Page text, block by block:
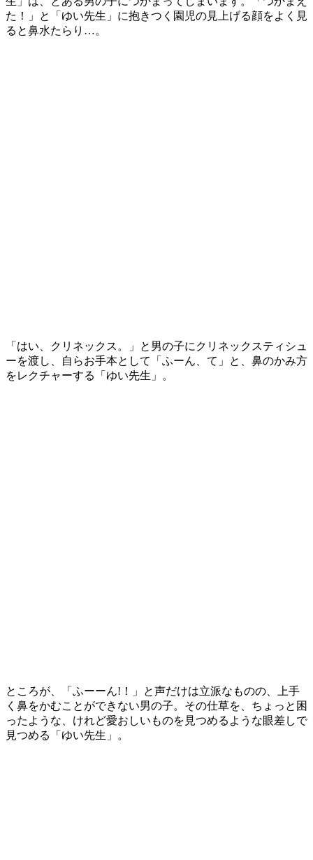
た！」と「ゆい先生」に抱きつく園児の見上げる顔をよく見
ると鼻水たらり…。
「はい、クリネックス。」と男の子にクリネックスティシュ
ーを渡し、自らお手本として「ふーん、て」と、鼻のかみ方
をレクチャーする「ゆい先生」。
ところが、「ふーーん!！」と声だけは立派なものの、上手
く鼻をかむことができない男の子。その仕草を、ちょっと困
ったような、けれど愛おしいものを見つめるような眼差しで
見つめる「ゆい先生」。